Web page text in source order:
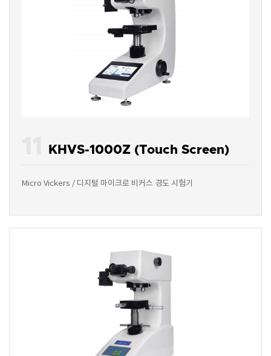
KHVS-1000Z (Touch Screen)
Micro Vickers / 디지털 마이크로 비커스 경도 시험기